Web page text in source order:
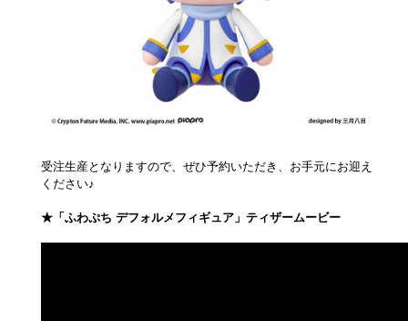
受注生産となりますので、ぜひ予約いただき、お手元にお迎え
ください♪
★「ふわぷち デフォルメフィギュア」ティザームービー